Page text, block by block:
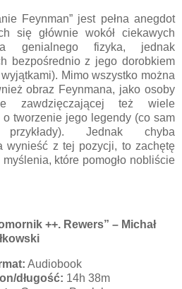
Feynman” jest pełna anegdot
się głównie wokół ciekawych
genialnego fizyka, jednak
bezpośrednio z jego dorobkiem
Mimo wszystko można
obraz Feynmana, jako osoby
zawdzięczającej też wiele
tworzenie jego legendy (co sam
Jednak chyba
wynieść z tej pozycji, to zachętę
które pomogło nobliście
++. Rewers” – Michał
Audiobook
długość: 14h 38m